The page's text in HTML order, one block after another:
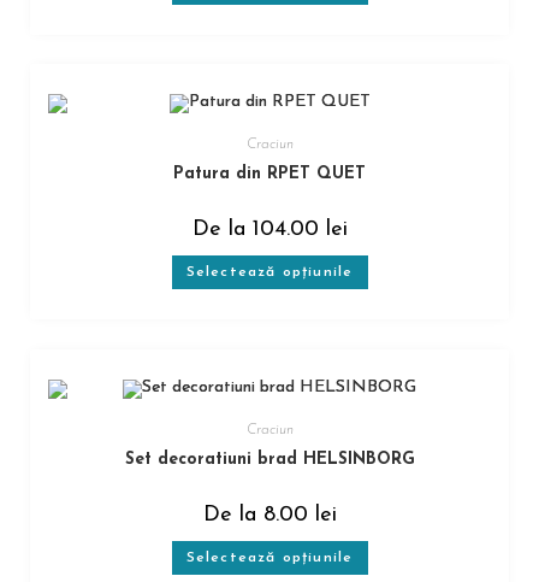
Craciun
Patura din RPET QUET
De la 104.00 lei
Selectează opțiunile
Craciun
Set decoratiuni brad HELSINBORG
De la 8.00 lei
Selectează opțiunile